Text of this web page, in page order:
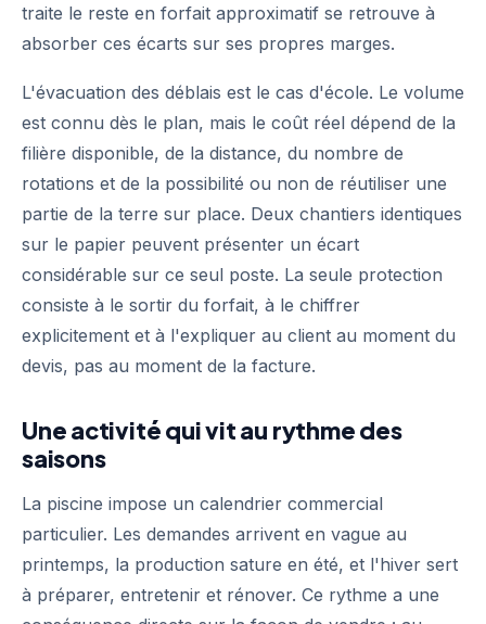
traite le reste en forfait approximatif se retrouve à
absorber ces écarts sur ses propres marges.
L'évacuation des déblais est le cas d'école. Le volume
est connu dès le plan, mais le coût réel dépend de la
filière disponible, de la distance, du nombre de
rotations et de la possibilité ou non de réutiliser une
partie de la terre sur place. Deux chantiers identiques
sur le papier peuvent présenter un écart
considérable sur ce seul poste. La seule protection
consiste à le sortir du forfait, à le chiffrer
explicitement et à l'expliquer au client au moment du
devis, pas au moment de la facture.
Une activité qui vit au rythme des
saisons
La piscine impose un calendrier commercial
particulier. Les demandes arrivent en vague au
printemps, la production sature en été, et l'hiver sert
à préparer, entretenir et rénover. Ce rythme a une